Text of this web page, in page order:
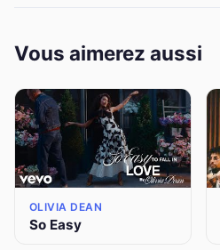
Vous aimerez aussi
OLIVIA DEAN
So Easy